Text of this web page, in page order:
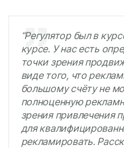
“Регулятор был в
курсе. У нас есть
точки зрения
виде того, что
большому счёту не
полноценную
зрения привлечения
для
рекламировать.